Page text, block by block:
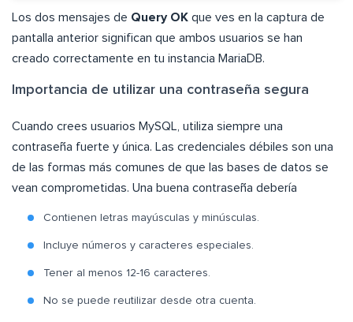
Los dos mensajes de Query OK que ves en la captura de
pantalla anterior significan que ambos usuarios se han
creado correctamente en tu instancia MariaDB.
Importancia de utilizar una contraseña segura
Cuando crees usuarios MySQL, utiliza siempre una
contraseña fuerte y única. Las credenciales débiles son una
de las formas más comunes de que las bases de datos se
vean comprometidas. Una buena contraseña debería
Contienen letras mayúsculas y minúsculas.
Incluye números y caracteres especiales.
Tener al menos 12-16 caracteres.
No se puede reutilizar desde otra cuenta.